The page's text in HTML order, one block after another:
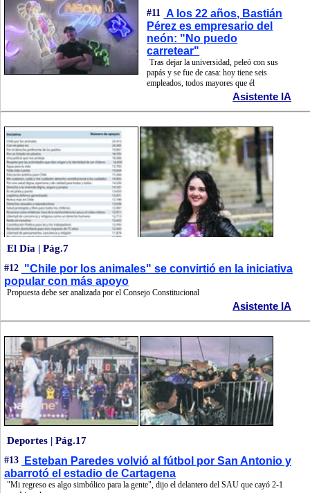
#11
A los 22 años, Bastián
Pérez es empresario del
neón: "No puedo
carretear"
Tras dejar la universidad, peleó con sus
papás y se fue de casa: hoy tiene seis
empleados, todos mayores que él
Asistente IA
El Día | Pág.7
#12 "Chile por los animales" se convirtió en la iniciativa
popular con más apoyo
Propuesta debe ser analizada por el Consejo Constitucional
Asistente IA
Deportes | Pág.17
#13
Esteban Paredes volvió al fútbol por San Antonio y
abarrotó el estadio de Cartagena
"Mi regreso es algo simbólico para la gente", dijo el delantero del SAU que cayó 2-1